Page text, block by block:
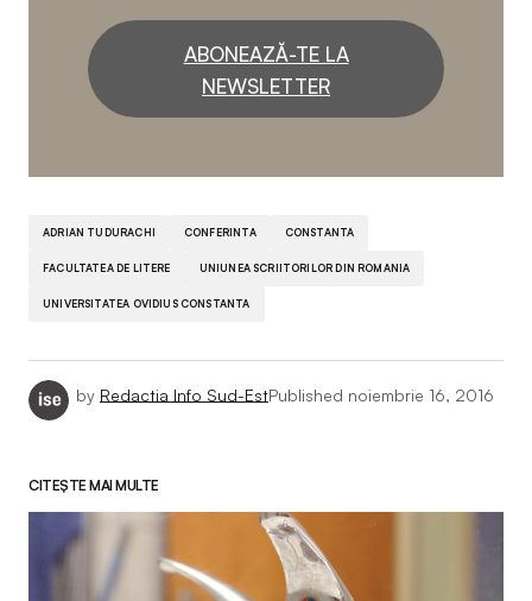
ABONEAZĂ-TE LA
NEWSLETTER
ADRIAN TUDURACHI CONFERINTA CONSTANTA
FACULTATEA DE LITERE UNIUNEA SCRIITORILOR DIN ROMANIA
UNIVERSITATEA OVIDIUS CONSTANTA
by Redactia Info Sud-EstPublished noiembrie 16, 2016
CITEȘTE MAI MULTE